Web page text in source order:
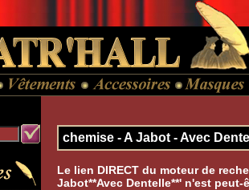
chemise - A Jabot - Avec
Le lien DIRECT du moteur de
Jabot**Avec Dentelle**' n'est